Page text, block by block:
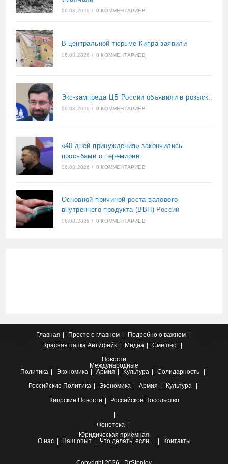
06.08.2026 / 0 КОММЕНТАРИЕВ
В центральной тюрьме Кипра заявили
06.08.2026 / 0 КОММЕНТАРИЕВ
Экс-зампреда ЦБ России объявили в розыск:
06.08.2026 / 0 КОММЕНТАРИЕВ
«40 дней принуждения» закончились
просьбами о перемирии:
06.08.2026 / 0 КОММЕНТАРИЕВ
Основной причиной роста валового
внутреннего продукта (ВВП) России
06.08.2026 / 0 КОММЕНТАРИЕВ
Главная Просто о главном
Подробно о важном
Красная папка Антифейк Медиа
Смешно
Новости
Международные
Политика
Экономика Армия Культура
Солидарность
Российские Политика Экономика Армия
Культура
Кипрские Новости Российское Посольство
Фонотека
Юридическая приёмная
О нас
Наш опыт Что делать, если… Контакты